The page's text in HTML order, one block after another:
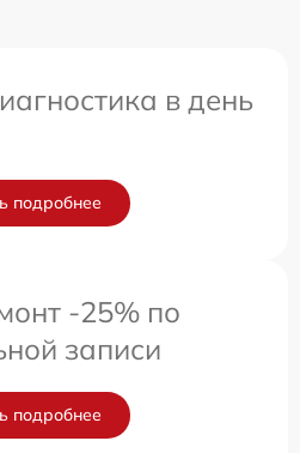
в день
подробнее
-25% по
записи
подробнее